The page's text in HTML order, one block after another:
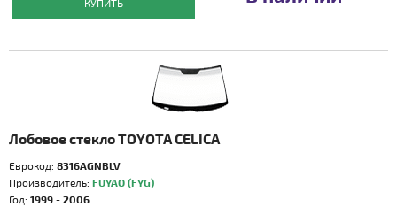
КУПИТЬ
Лобовое стекло TOYOTA CELICA
Еврокод: 8316AGNBLV
Производитель: FUYAO (FYG)
Год: 1999 - 2006